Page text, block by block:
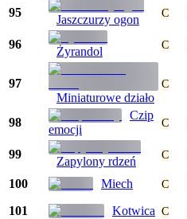
95
Jaszczurzy ogon C
96
Żyrandol C
97
Miniaturowe działo
C
98
Czip
emocji
C
99
Zapylony rdzeń C
100 Miech C
101
Kotwica C